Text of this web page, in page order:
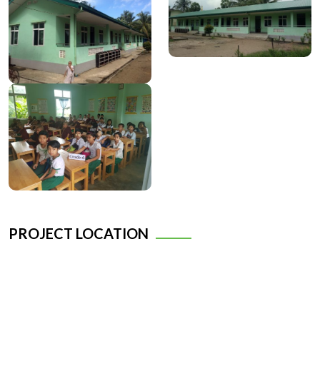
PROJECT LOCATION